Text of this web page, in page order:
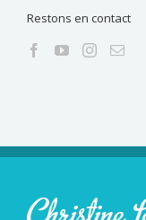
Restons en contact